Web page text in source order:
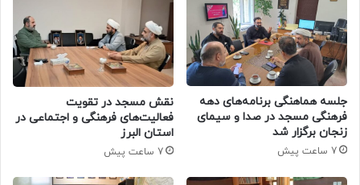
جلسه هماهنگی برنامه‌های دهه
فرهنگی مسجد در صدا و سیمای
زنجان برگزار شد
7 ساعت پیش
نقش مسجد در تقویت
فعالیت‌های فرهنگی و اجتماعی در
استان البرز
7 ساعت پیش